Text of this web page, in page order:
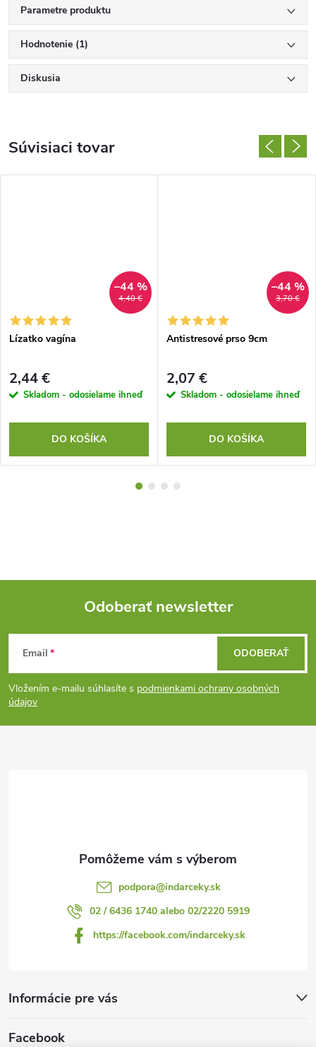
Parametre produktu
Hodnotenie (1)
Diskusia
Súvisiaci tovar
4,40 €
–44 %
Lízatko vagína
2,44 €
Skladom - odosielame ihneď
DO KOŠÍKA
3,70 €
–44 %
Antistresové prso 9cm
2,07 €
Skladom - odosielame ihneď
DO KOŠÍKA
Z
á
p
Odoberať newsletter
Email
Vložením e-mailu súhlasíte s podmienkami ochrany osobných
údajov
ODOBERAŤ
podpora@indarceky.sk
02 / 6436 1740 alebo 02/2220 5919
https://facebook.com/indarceky.sk
Informácie pre vás
Facebook